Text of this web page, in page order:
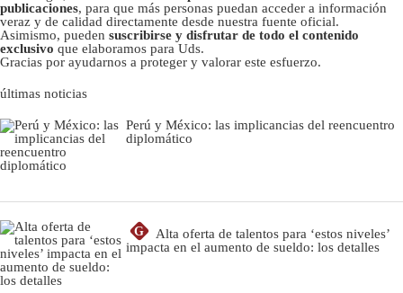
publicaciones, para que más personas puedan acceder a información
veraz y de calidad directamente desde nuestra fuente oficial.
Asimismo, pueden suscribirse y disfrutar de todo el contenido
exclusivo que elaboramos para Uds.
Gracias por ayudarnos a proteger y valorar este esfuerzo.
últimas noticias
Perú y México: las implicancias del reencuentro
diplomático
G
Alta oferta de talentos para ‘estos niveles’
impacta en el aumento de sueldo: los detalles